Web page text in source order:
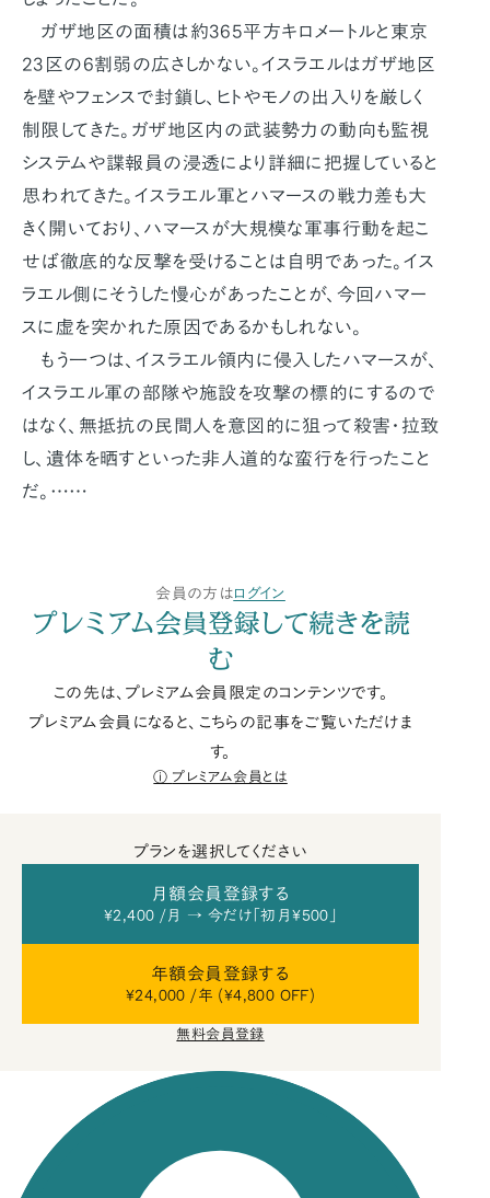
ガザ地区の面積は約365平方キロメートルと東京
23区の6割弱の広さしかない。イスラエルはガザ地区
を壁やフェンスで封鎖し、ヒトやモノの出入りを厳しく
制限してきた。ガザ地区内の武装勢力の動向も監視
システムや諜報員の浸透により詳細に把握していると
思われてきた。イスラエル軍とハマースの戦力差も大
きく開いており、ハマースが大規模な軍事行動を起こ
せば徹底的な反撃を受けることは自明であった。イス
ラエル側にそうした慢心があったことが、今回ハマー
スに虚を突かれた原因であるかもしれない。
もう一つは、イスラエル領内に侵入したハマースが、
イスラエル軍の部隊や施設を攻撃の標的にするので
はなく、無抵抗の民間人を意図的に狙って殺害・拉致
し、遺体を晒すといった非人道的な蛮行を行ったこと
だ。……
会員の方はログイン
プレミアム会員登録して続きを読
む
この先は、プレミアム会員限定のコンテンツです。
プレミアム会員になると、こちらの記事をご覧いただけま
す。
プレミアム会員とは
プランを選択してください
月額会員登録する
¥2,400 /月 → 今だけ「初月¥500」
年額会員登録する
¥24,000 /年 (¥4,800 OFF)
無料会員登録